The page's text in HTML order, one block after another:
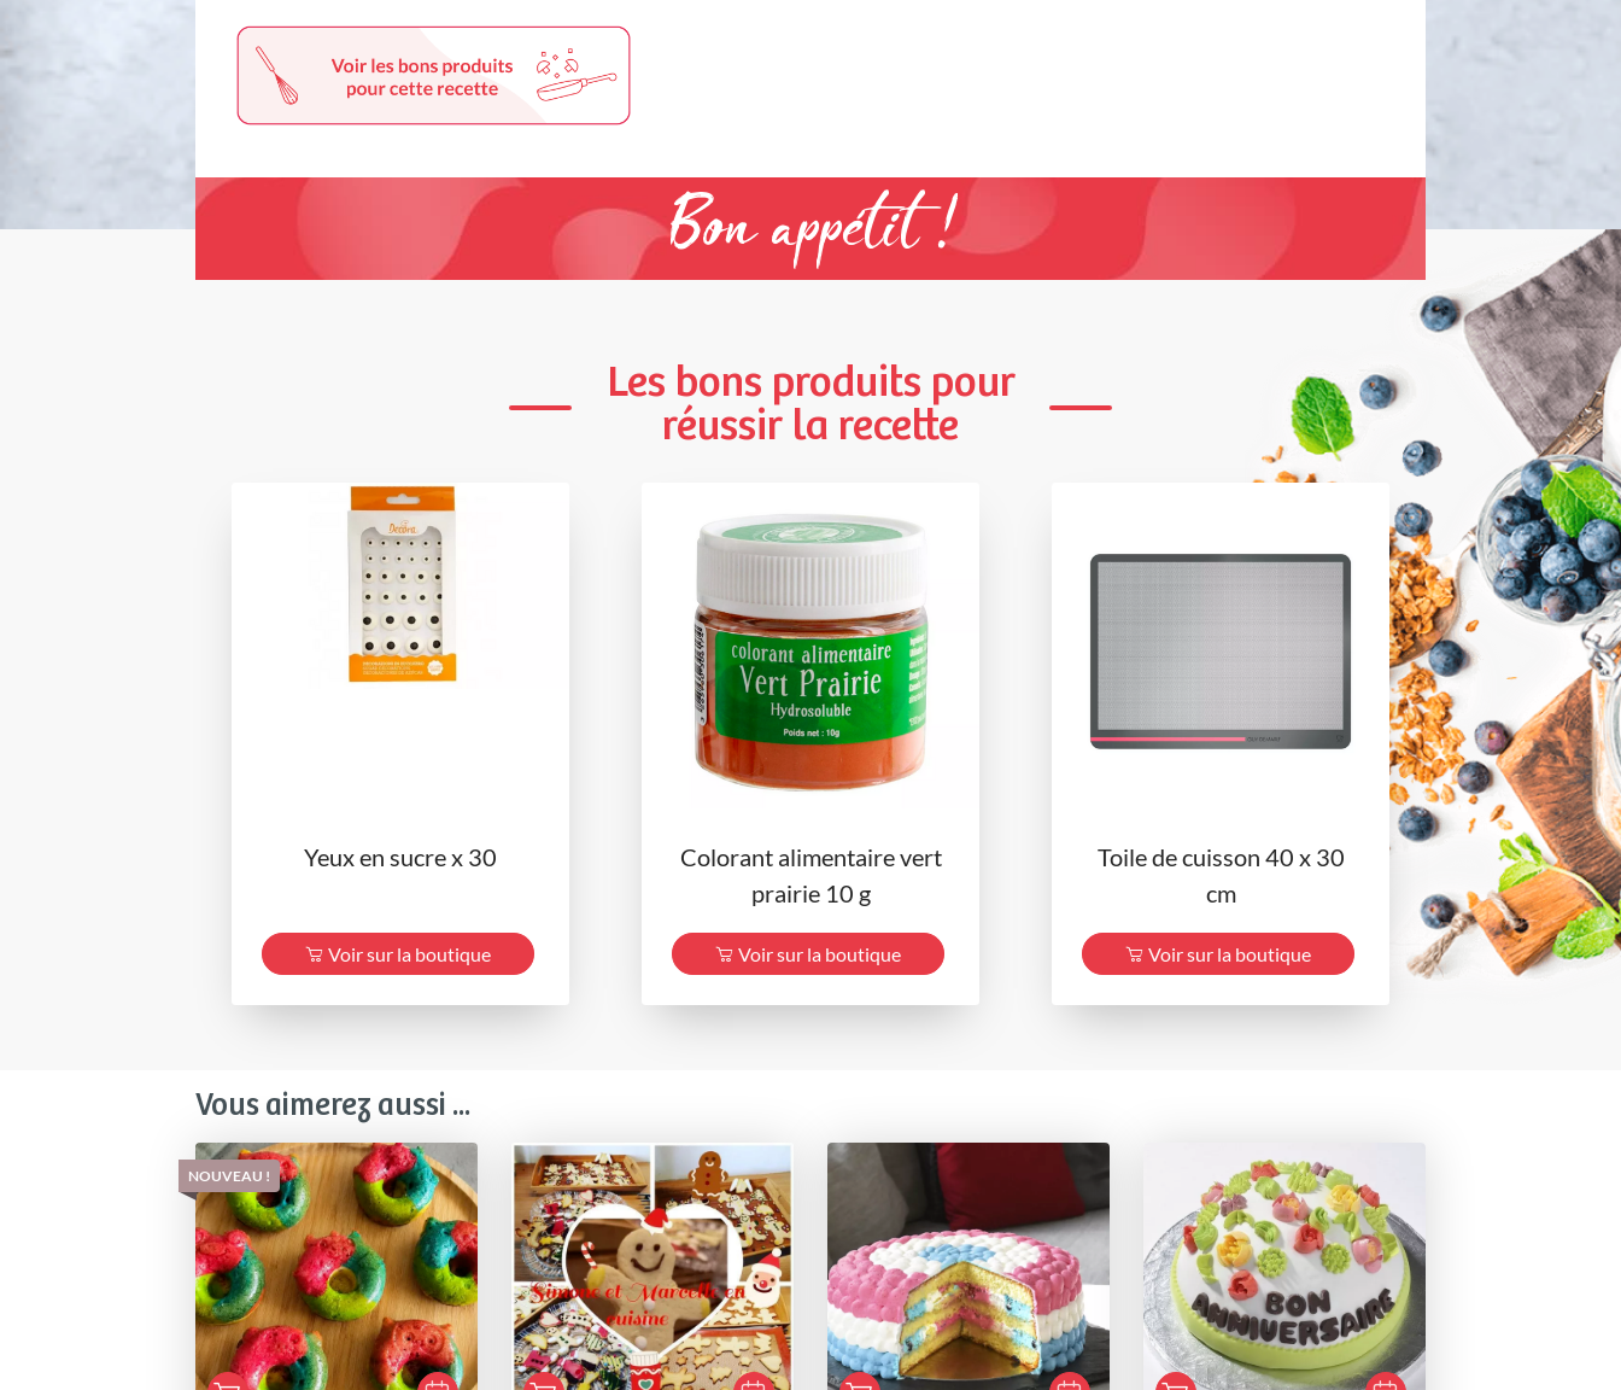
Bon appétit !
Les bons produits pour
réussir la recette
Yeux en sucre x 30
Voir sur la boutique
Colorant alimentaire vert
prairie 10 g
Voir sur la boutique
Toile de cuisson 40 x 30
cm
Voir sur la boutique
Vous aimerez aussi ...
NOUVEAU !